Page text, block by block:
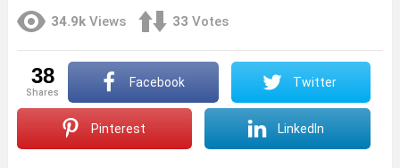
34.9k Views 33 Votes
38
shares
Facebook Twitter
Pinterest LinkedIn